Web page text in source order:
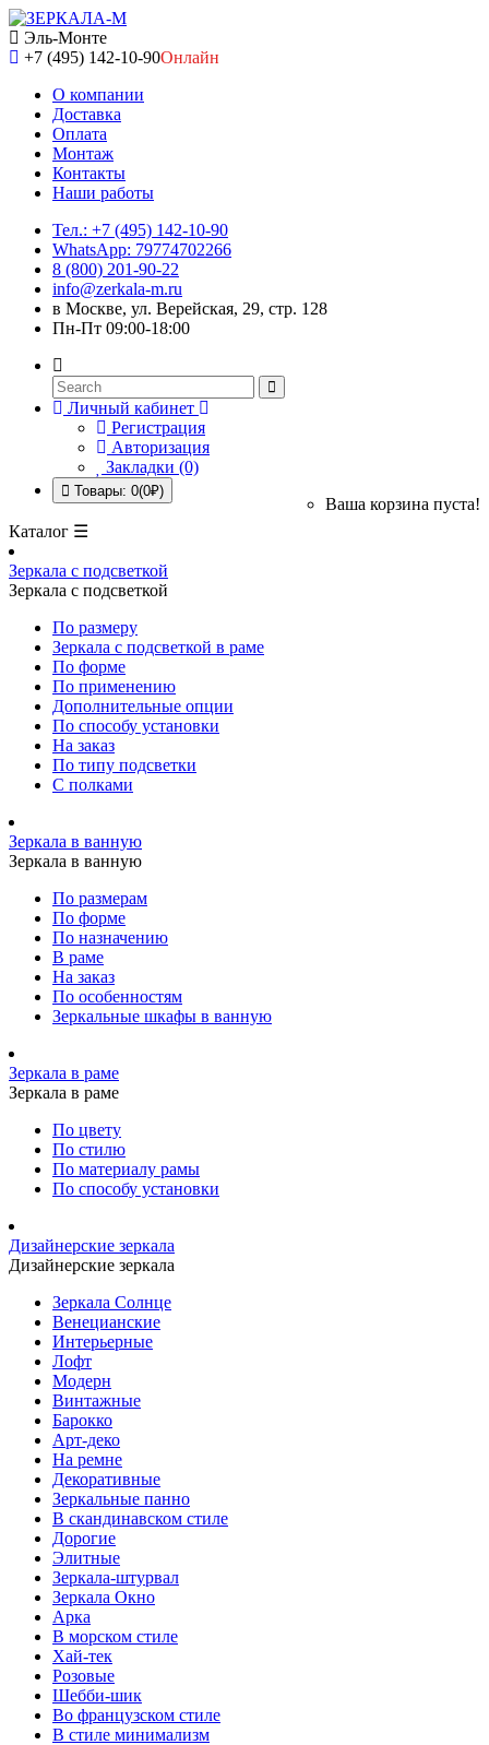
Эль-Монте
+7 (495) 142-10-90Онлайн
О компании
Доставка
Оплата
Монтаж
Контакты
Наши работы
Тел.: +7 (495) 142-10-90
WhatsApp: 79774702266
8 (800) 201-90-22
info@zerkala-m.ru
в Москве, ул. Верейская, 29, стр. 128
Пн-Пт 09:00-18:00
Личный кабинет
Регистрация
Авторизация
Закладки (0)
Товары: 0(0₽)
Ваша корзина пуста!
Каталог ☰
Зеркала с подсветкой
Зеркала с подсветкой
По размеру
Зеркала с подсветкой в раме
По форме
По применению
Дополнительные опции
По способу установки
На заказ
По типу подсветки
С полками
Зеркала в ванную
Зеркала в ванную
По размерам
По форме
По назначению
В раме
На заказ
По особенностям
Зеркальные шкафы в ванную
Зеркала в раме
Зеркала в раме
По цвету
По стилю
По материалу рамы
По способу установки
Дизайнерские зеркала
Дизайнерские зеркала
Зеркала Солнце
Венецианские
Интерьерные
Лофт
Модерн
Винтажные
Барокко
Арт-деко
На ремне
Декоративные
Зеркальные панно
В скандинавском стиле
Дорогие
Элитные
Зеркала-штурвал
Зеркала Окно
Арка
В морском стиле
Хай-тек
Розовые
Шебби-шик
Во французском стиле
В стиле минимализм